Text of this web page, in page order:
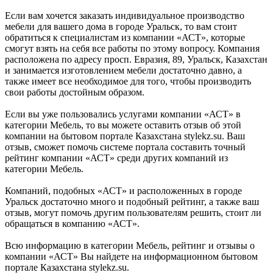
Если вам хочется заказать индивидуальное производство
мебели для вашего дома в городе Уральск, то вам стоит
обратиться к специалистам из компании «АСТ», которые
смогут взять на себя все работы по этому вопросу. Компания
расположена по адресу просп. Евразия, 89, Уральск, Казахстан
и занимается изготовлением мебели достаточно давно, а
также имеет все необходимое для того, чтобы производить
свои работы достойным образом.
Если вы уже пользовались услугами компании «АСТ» в
категории Мебель, то вы можете оставить отзыв об этой
компании на бытовом портале Казахстана stylekz.su. Ваш
отзыв, сможет помочь системе портала составить точный
рейтинг компании «АСТ» среди других компаний из
категории Мебель.
Компаний, подобных «АСТ» и расположенных в городе
Уральск достаточно много и подобный рейтинг, а также ваш
отзыв, могут помочь другим пользователям решить, стоит ли
обращаться в компанию «АСТ».
Всю информацию в категории Мебель, рейтинг и отзывы о
компании «АСТ» Вы найдете на информационном бытовом
портале Казахстана stylekz.su.